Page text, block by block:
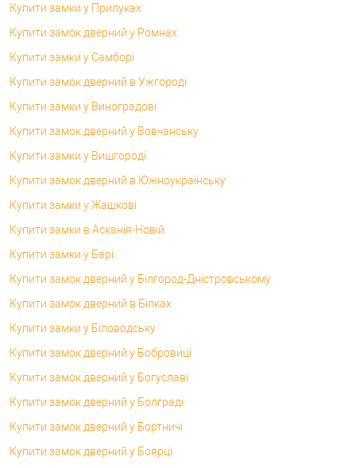
Купити замки у Прилуках
Купити замок дверний у Ромнах
Купити замки у Самборі
Купити замок дверний в Ужгороді
Купити замки у Виноградові
Купити замок дверний у Вовчанську
Купити замки у Вишгороді
Купити замок дверний в Южноукраїнську
Купити замки у Жашкові
Купити замки в Асканія-Новій
Купити замки у Барі
Купити замок дверний у Білгород-Дністровському
Купити замок дверний в Білках
Купити замки у Біловодську
Купити замок дверний у Бобровиці
Купити замок дверний у Богуславі
Купити замок дверний у Болграді
Купити замок дверний у Бортничі
Купити замок дверний у Боярці